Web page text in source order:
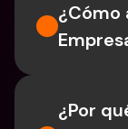
¿Cómo
¿Por